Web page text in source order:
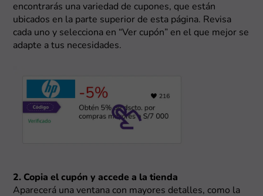
encontrarás una variedad de cupones, que están
ubicados en la parte superior de esta página. Revisa
cada uno y selecciona en “Ver cupón” en el que mejor se
adapte a tus necesidades.
2. Copia el cupón y accede a la tienda
Aparecerá una ventana con mayores detalles, como la